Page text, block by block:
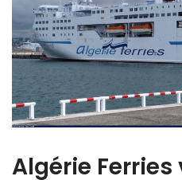
Algérie